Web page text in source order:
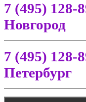
7 (495) 128-
Новгород
7 (495) 128-
Петербург